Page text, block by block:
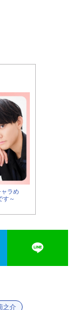
ャラめ
す～
之介